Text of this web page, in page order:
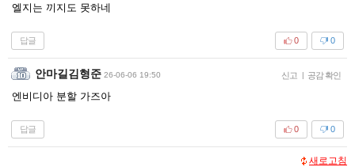
엘지는 끼지도 못하네
답글 0
0
안마길김형준 26-06-06 19:50 신고 | 공감 확인
엔비디아 분할 가즈아
답글 0
0
새로고침